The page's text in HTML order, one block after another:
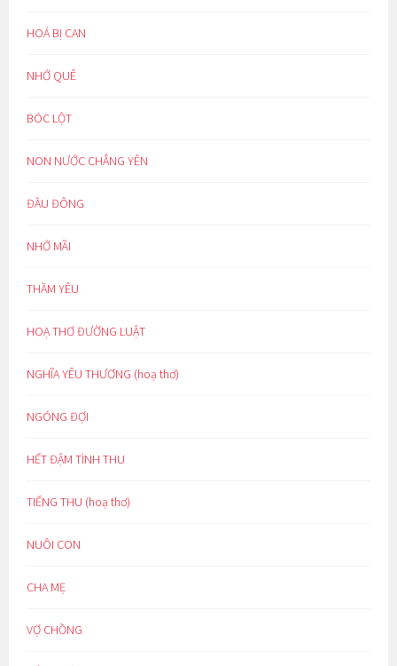
HOÁ BỊ CAN
NHỚ QUÊ
BÓC LỘT
NON NƯỚC CHẲNG YÊN
ĐẦU ĐÔNG
NHỚ MÃI
THẦM YÊU
HOẠ THƠ ĐƯỜNG LUẬT
NGHĨA YÊU THƯƠNG (hoạ thơ)
NGÓNG ĐỢI
HẾT ĐẬM TÌNH THU
TIẾNG THU (hoạ thơ)
NUÔI CON
CHA MẸ
VỢ CHỒNG